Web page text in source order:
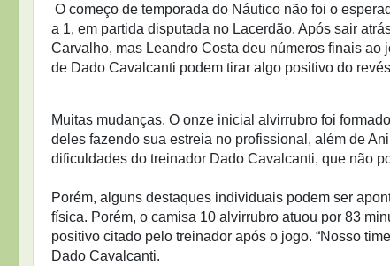
O começo de temporada do Náutico não foi o
a 1, em partida disputada no Lacerdão. Após sair
Carvalho, mas Leandro Costa deu números finais
de Dado Cavalcanti podem tirar algo positivo do
Muitas mudanças. O onze inicial alvirrubro foi
deles fazendo sua estreia no profissional, além de
dificuldades do treinador Dado Cavalcanti, que não
Porém, alguns destaques individuais podem ser
física. Porém, o camisa 10 alvirrubro atuou por 83
positivo citado pelo treinador após o jogo. “Nosso
Dado Cavalcanti.